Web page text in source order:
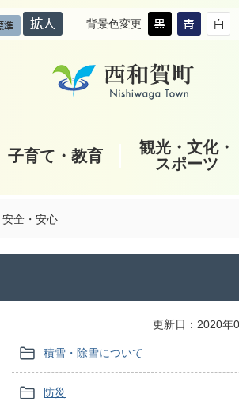
背景色変更
子育て・教育
観光・文化・
スポーツ
安全・安心
更新日：2020年
積雪・除雪について
防災